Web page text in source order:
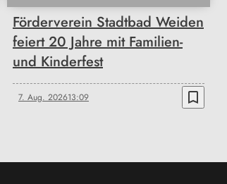
Förderverein Stadtbad Weiden
feiert 20 Jahre mit Familien-
und Kinderfest
7. Aug. 202613:09 bookmark_border